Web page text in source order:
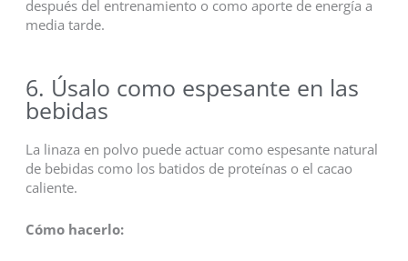
después del entrenamiento o como aporte de energía a
media tarde.
6. Úsalo como espesante en las
bebidas
La linaza en polvo puede actuar como espesante natural
de bebidas como los batidos de proteínas o el cacao
caliente.
Cómo hacerlo: